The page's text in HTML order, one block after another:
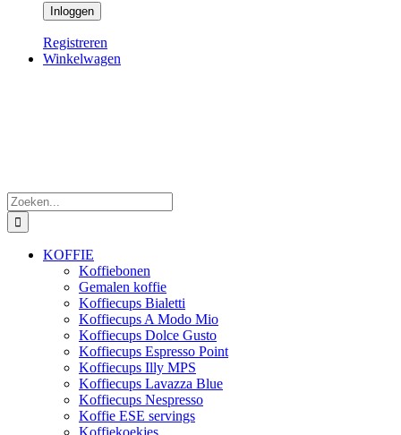
Registreren
Winkelwagen
Zoeken
naar:
KOFFIE
Koffiebonen
Gemalen koffie
Koffiecups Bialetti
Koffiecups A Modo Mio
Koffiecups Dolce Gusto
Koffiecups Espresso Point
Koffiecups Illy MPS
Koffiecups Lavazza Blue
Koffiecups Nespresso
Koffie ESE servings
Koffiekoekjes